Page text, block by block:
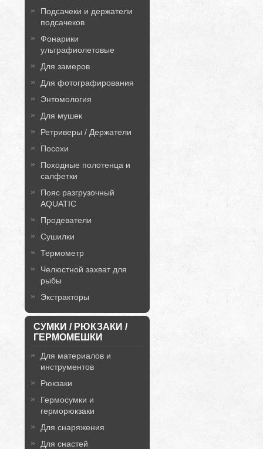
Подсачеки и держатели
подсачеков
Фонарики
ультрафиолетовые
Для замеров
Для фотографирования
Энтомология
Для мушек
Ретриверы / Держатели
Посохи
Походные полотенца и
салфетки
Пояс разгрузочный
AQUATIC
Продеватели
Сушилки
Термометр
Челюстной захват для
рыбы
Экстракторы
СУМКИ / РЮКЗАКИ /
ГЕРМОМЕШКИ
Для материалов и
инструментов
Рюкзаки
Гермосумки и
герморюкзаки
Для снаряжения
Для снастей